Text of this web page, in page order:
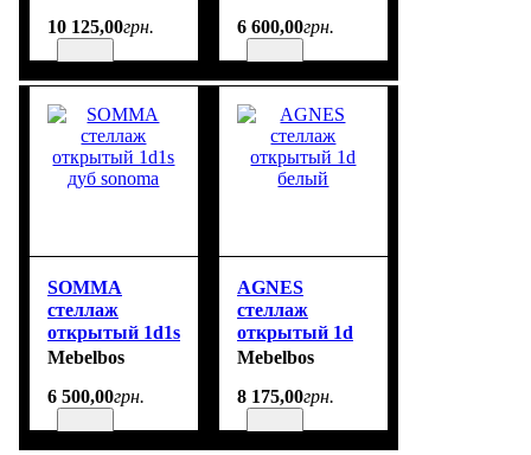
10 125,00грн.
6 600,00грн.
SOMMA
стеллаж
открытый 1d1s
дуб sonoma
Mebelbos
6 500,00грн.
AGNES
стеллаж
открытый 1d
белый
Mebelbos
8 175,00грн.